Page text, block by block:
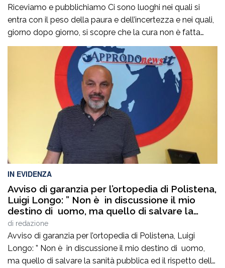
Riceviamo e pubblichiamo Ci sono luoghi nei quali si
entra con il peso della paura e dell’incertezza e nei quali,
giorno dopo giorno, si scopre che la cura non è fatta
soltanto di diagnosi, interventi e terapie. È fatta
soprattutto di persone. Di sguardi che rassicurano, di
parole che infondono coraggio, di mani che sanno […]
IN EVIDENZA
Avviso di garanzia per l’ortopedia di Polistena,
Luigi Longo: ” Non è in discussione il mio
destino di uomo, ma quello di salvare la
sanità pubblica ed il rispetto delle regole
democratiche. Non mancate oggi ore 19,00
via Francesco Ieraci c’è in gioco il diritto di
ognuno di noi ad essere curati gratuitamente
di redazione
Avviso di garanzia per l’ortopedia di Polistena, Luigi
Longo: ” Non è in discussione il mio destino di uomo,
ma quello di salvare la sanità pubblica ed il rispetto delle